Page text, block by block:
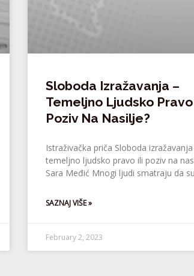
Sloboda Izražavanja –
Temeljno Ljudsko
Poziv Na Nasilje?
Istraživačka priča Sloboda
temeljno ljudsko pravo ili poziv na
Sara Međić Mnogi ljudi smatraju da su
SAZNAJ VIŠE »
February 2, 2023